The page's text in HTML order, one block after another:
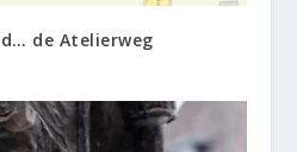
de Atelierweg